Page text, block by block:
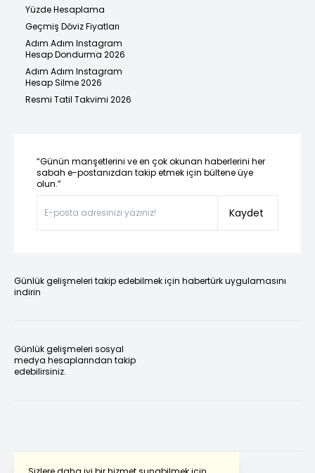
Yüzde Hesaplama
Geçmiş Döviz Fiyatları
Adım Adım Instagram
Hesap Dondurma 2026
Adım Adım Instagram
Hesap Silme 2026
Resmi Tatil Takvimi 2026
“Günün manşetlerini ve en çok okunan haberlerini her
sabah e-postanızdan takip etmek için bültene üye
olun.”
Kaydet
Günlük gelişmeleri takip edebilmek için habertürk uygulamasını
indirin
Günlük gelişmeleri sosyal
medya hesaplarından takip
edebilirsiniz.